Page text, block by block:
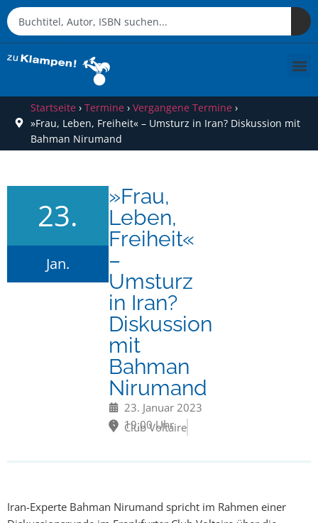
Startseite › Termine › Vergangene Termine ›
»Frau, Leben, Freiheit« – Umsturz in Iran? Diskussion mit
Bahman Nirumand
23.
Jan.
»Frau,
Leben,
Freiheit«
–
Umsturz
in Iran?
Diskussion
mit
Bahman
Nirumand
23. Januar 2023
19:00 Uhr
Club Voltaire
Iran-Experte Bahman Nirumand spricht im Rahmen einer